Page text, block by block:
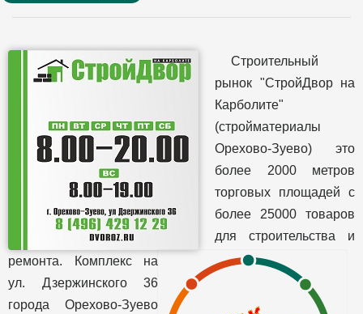
Строительный
рынок "СтройДвор на
Карболите"
(стройматериалы
Орехово-Зуево) это
более 2000 метров
торговых площадей с
более 25000 товаров
для строительства и
ремонта. Комплекс на
ул. Дзержинского 36
города Орехово-Зуево